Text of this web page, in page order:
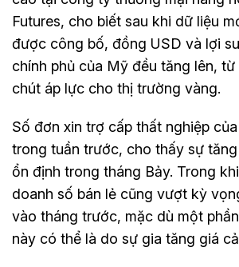
Futures, cho biết sau khi dữ liệu
được công bố, đồng USD và lợi
chính phủ của Mỹ đều tăng lên,
chút áp lực cho thị trường vàng.
Số đơn xin trợ cấp thất nghiệp
trong tuần trước, cho thấy sự
ổn định trong tháng Bảy. Trong
doanh số bán lẻ cũng vượt kỳ
vào tháng trước, mặc dù một
này có thể là do sự gia tăng giá